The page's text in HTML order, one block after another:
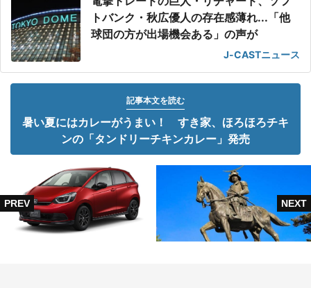
トバンク・秋広優人の存在感薄れ...「他
球団の方が出場機会ある」の声が
J-CASTニュース
記事本文を読む
暑い夏にはカレーがうまい！ すき家、ほろほろチキ
ンの「タンドリーチキンカレー」発売